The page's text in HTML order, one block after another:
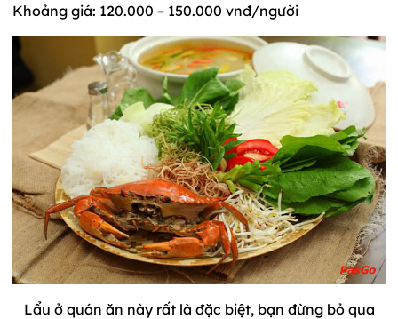
Khoảng giá: 120.000 – 150.000 vnđ/người
Lẩu ở quán ăn này rất là đặc biệt, bạn đừng bỏ qua